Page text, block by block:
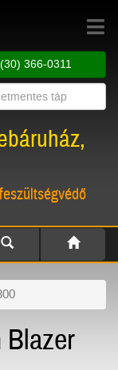
Toggle
(30) 366-0311
Blazer